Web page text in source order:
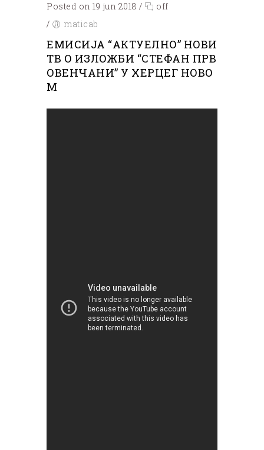
Posted on 19 jun 2018 /
off
/
maticab
ЕМИСИЈА “АКТУЕЛНО” НОВИ
ТВ О ИЗЛОЖБИ “СТЕФАН ПРВ
ОВЕНЧАНИ” У ХЕРЦЕГ НОВО
М